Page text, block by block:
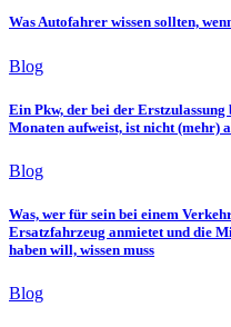
Was Autofahrer wissen sollten,
Blog
Ein Pkw, der bei der
Monaten aufweist, ist nicht (mehr)
Blog
Was, wer für sein bei einem
Ersatzfahrzeug anmietet und die
haben will, wissen muss
Blog